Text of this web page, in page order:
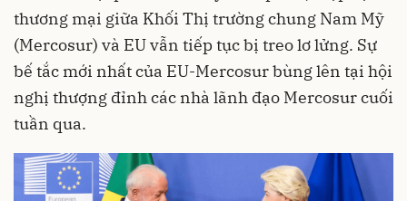
thương mại giữa Khối Thị trường chung Nam Mỹ
(Mercosur) và EU vẫn tiếp tục bị treo lơ lửng. Sự
bế tắc mới nhất của EU-Mercosur bùng lên tại hội
nghị thượng đỉnh các nhà lãnh đạo Mercosur cuối
tuần qua.